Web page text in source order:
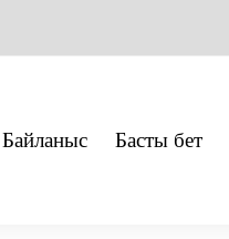
Байланыс Басты бет